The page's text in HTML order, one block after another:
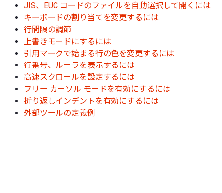
JIS、EUC コードのファイルを自動選択して開くには
キーボードの割り当てを変更するには
行間隔の調節
上書きモードにするには
引用マークで始まる行の色を変更するには
行番号、ルーラを表示するには
高速スクロールを設定するには
フリー カーソル モードを有効にするには
折り返しインデントを有効にするには
外部ツールの定義例